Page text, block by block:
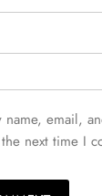
name, email,
next time I